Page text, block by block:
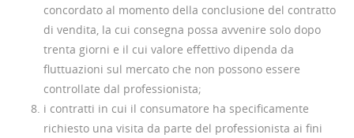
concordato al momento della conclusione del contratto
di vendita, la cui consegna possa avvenire solo dopo
trenta giorni e il cui valore effettivo dipenda da
fluttuazioni sul mercato che non possono essere
controllate dal professionista;
i contratti in cui il consumatore ha specificamente
richiesto una visita da parte del professionista ai fini